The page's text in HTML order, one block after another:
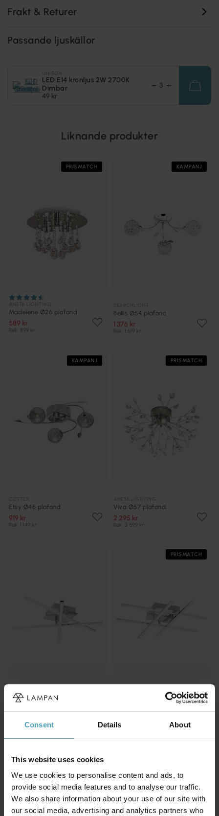
Consent Details About
This website uses cookies
We use cookies to personalise content and ads, to
provide social media features and to analyse our traffic.
We also share information about your use of our site with
our social media, advertising and analytics partners who
Frakt & Returer
Passande ljuskällor
LED E14 kronljus 2W 2700K
Dimbar
49 kr
Liknande produkter
PRISMATCH
Madelene Ø26 plafond
589 kr
Rek. 899 kr
KAMPANJ
Bellis Ø54 plafond
1 376 kr
Rek. 1 619 kr
KAMPANJ
Etsy Ø46 plafond
919 kr
Rek. 1 149 kr
PRISMATCH
Viva Ø57 plafond
2 295 kr
Rek. 3 599 kr
EGLO
Lasana 50cm plafond
1 539 kr
PRISMATCH
Lasana 50cm plafond
1 392 kr